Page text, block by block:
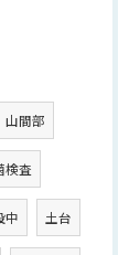
山間部
検査
中 土台